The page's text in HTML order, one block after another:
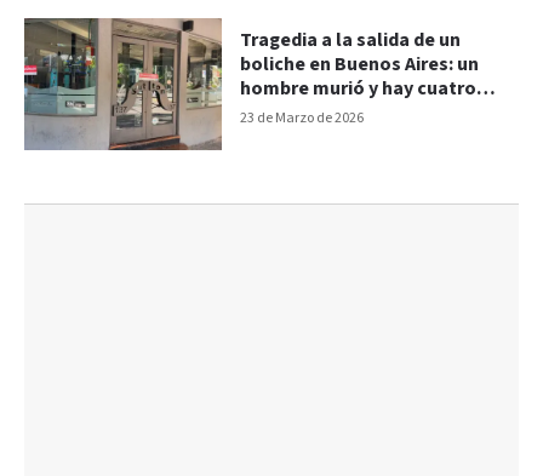
23 de Marzo de 2026
Tragedia a la salida de un
boliche en Buenos Aires: un
hombre murió y hay cuatro
seguridad detenidos